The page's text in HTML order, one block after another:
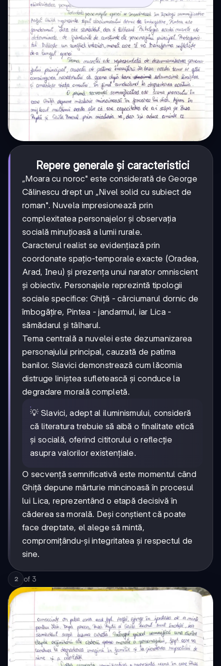
Repere generale și caracteristici
„Moara cu noroc" este considerată de George
Călinescu drept un „Nivel solid cu subiect de
roman". Nuvela impresionează prin
complexitatea personajelor și observația
socială minuțioasă a lumii rurale.
Caracterul realist se evidențiază prin
coordonate spațio-temporale exacte (Oradea,
Arad, Ineu) și prezența unui narator omniscient
și obiectiv. Personajele reprezintă tipologii
sociale specifice: Ghiță - cârciumarul dornic de
îmbogățire, Pintea - jandarmul, iar Lica -
sămădarul și tâlharul.
Tema centrală a nuvelei este dezumanizarea
personajului principal, cauzată de patima
banilor. Slavici demonstrează cum lăcomia
distruge liniștea sufletească și conduce la
degradare morală completă.
💡 Slavici, adept al iluminismului, consideră
că literatura trebuie să aibă o finalitate etică
și socială, oferind cititorului o reflecție
asupra valorilor existențiale.
O secvență semnificativă este momentul când
Ghiță depune mărturie mincinoasă în procesul
lui Lica, reprezentând o etapă decisivă în
căderea sa morală. Deși conștient că poate
face dreptate, el alege să mintă,
compromițându-și integritatea și respectul de
sine.
2 of 3